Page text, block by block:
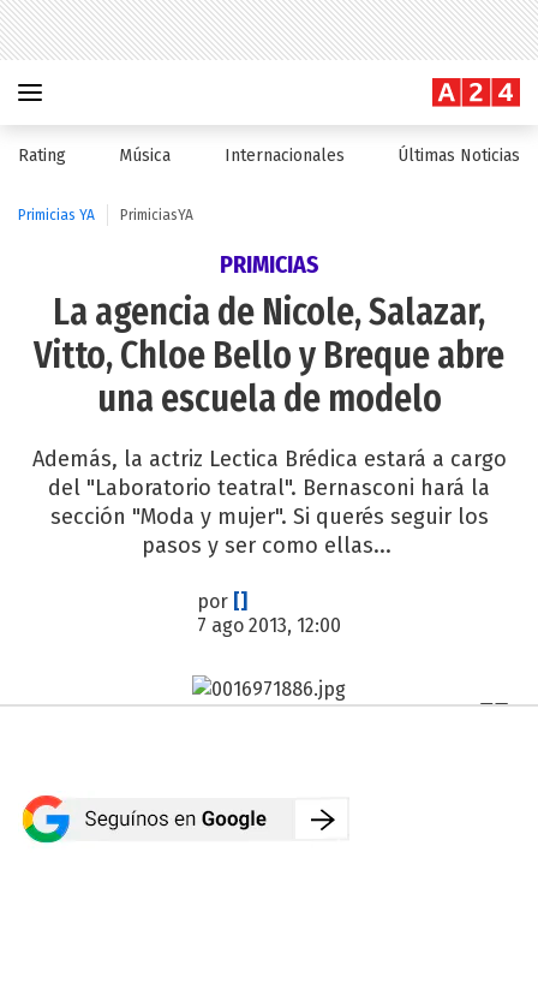
Rating Música Internacionales Últimas Noticias
Primicias YA PrimiciasYA
PRIMICIAS
La agencia de Nicole, Salazar,
Vitto, Chloe Bello y Breque abre
una escuela de modelo
Además, la actriz Lectica Brédica estará a cargo
del "Laboratorio teatral". Bernasconi hará la
sección "Moda y mujer". Si querés seguir los
pasos y ser como ellas...
por []
7 ago 2013, 12:00